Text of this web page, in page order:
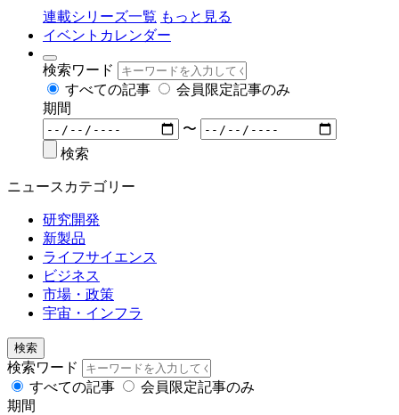
連載シリーズ一覧 もっと見る
イベントカレンダー
検索ワード
すべての記事
会員限定記事のみ
期間
〜
検索
ニュースカテゴリー
研究開発
新製品
ライフサイエンス
ビジネス
市場・政策
宇宙・インフラ
検索
検索ワード
すべての記事
会員限定記事のみ
期間